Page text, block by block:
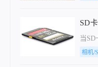
SD
当
相机/